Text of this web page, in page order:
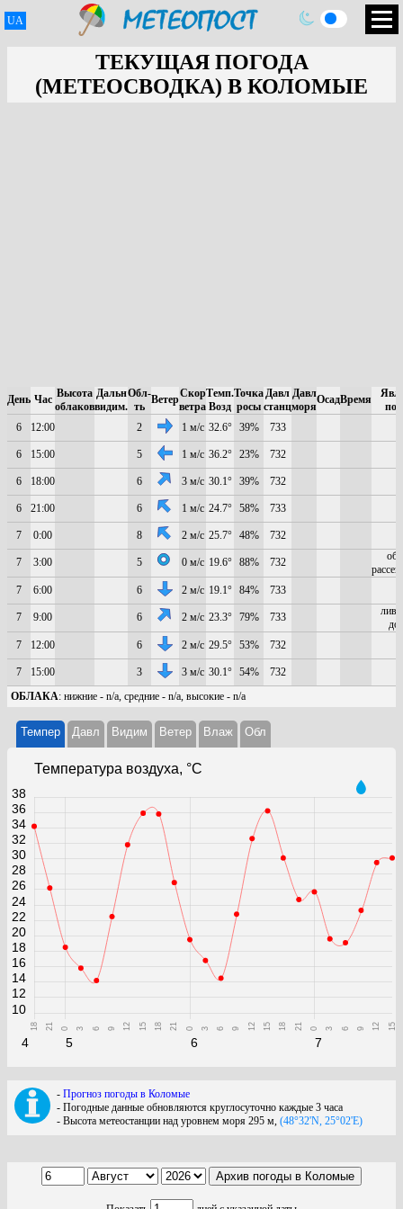
UA
ТЕКУЩАЯ ПОГОДА
(МЕТЕОСВОДКА) В КОЛОМЫЕ
День Час Высота
облаков
Дальн
видим.
Обл-
ть
ВетерСкор
ветра
Темп.
Возд
Точка
росы
Давл
станц
Давл
моря
ОсадВремя
6
12:00 2 1 м/с 32.6° 39% 733
6 15:00 5 1 м/с 36.2° 23% 732
6 18:00 6 3 м/с 30.1° 39% 732
6 21:00 6 1 м/с 24.7° 58% 733
7 0:00 8 2 м/с 25.7° 48% 732
7 3:00 5 0 м/с 19.6° 88% 732
7
6:00 6 2 м/с 19.1° 84% 733
7 9:00 6 2 м/с 23.3° 79% 733
7
12:00 6 2 м/с 29.5° 53% 732
7 15:00 3 3 м/с 30.1° 54%
732
ОБЛАКА: нижние - n/a, средние - n/a, высокие - n/a
Темпер Давл Видим Ветер Влаж Обл
Температура воздуха, °C
4
18 21
5
0 3 6 9 12 15 18 21
6
0 3 6 9 12 15 18 21
7
0 3 6 9 12 15
10
12
14
16
18
20
22
24
26
28
30
32
34
36
38
- Прогноз погоды в Коломые
- Погодные данные обновляются круглосуточно каждые 3 часа
- Высота метеостанции над уровнем моря 295 м, (48°32'N, 25°02'E)